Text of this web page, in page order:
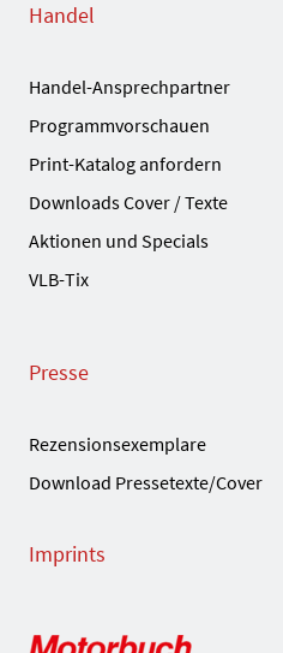
Handel
Handel-Ansprechpartner
Programmvorschauen
Print-Katalog anfordern
Downloads Cover / Texte
Aktionen und Specials
VLB-Tix
Presse
Rezensionsexemplare
Download Pressetexte/Cover
Imprints